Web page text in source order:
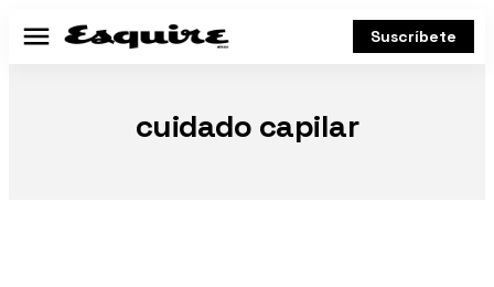
Menú Suscríbete
cuidado capilar